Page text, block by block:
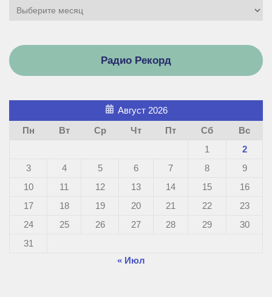
Радио Рекорд
Август 2026
Пн
Вт Ср Чт Пт Сб
Вс
1
2
3
4 5 6 7 8
9
10
11 12 13 14 15
16
17
18 19 20 21 22
23
24
25 26 27 28 29
30
31
« Июл